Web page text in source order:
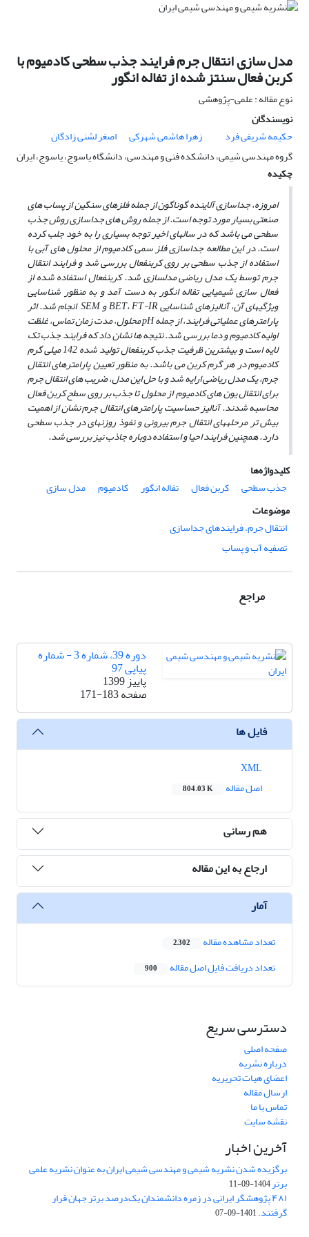
مدل سازی انتقال جرم فرایند جذب سطحی کادمیوم با
کربن فعال سنتز شده از تفاله انگور
نوع مقاله : علمی-پژوهشی
نویسندگان
حکیمه شریفی فرد
زهرا هاشمی شهرکی
اصغر لشنی زادگان
گروه مهندسی شیمی، دانشکده فنی و مهندسی، دانشگاه یاسوج، یاسوج، ایران
چکیده
امروزه، جداسازی آلاینده گوناگون از جمله فلزهای سنگین از پساب­ های
صنعتی بسیار مورد توجه است. از جمله روش ­های جداسازی روش جذب
سطحی می ­باشد که در سال­های اخیر توجه بسیاری را به خود جلب کرده
است. در این مطالعه جداسازی فلز سمی کادمیوم از محلول­ های آبی با
استفاده از جذب سطحی بر روی کربن­فعال بررسی شد و فرایند انتقال
جرم توسط یک مدل ریاضی مدل­سازی شد. کربن­فعال استفاده شده از
فعال­ سازی شیمیایی تفاله انگور به­ دست آمد و به­ منظور شناسایی
ویژگی­های آن، آنالیزهای شناسایی BET، FT-IR و SEM انجام شد. اثر
پارامترهای عملیاتی فرایند، از جمله pH محلول، مدت زمان تماس، غلظت
اولیه کادمیوم و دما بررسی شد. نتیجه­ ها نشان داد که فرایند جذب تک
لایه است و بیش­ترین ظرفیت جذب کربن­فعال تولید شده 142 میلی­ گرم
کادمیوم در هر گرم کربن می­ باشد. به­ منظور تعیین پارامترهای انتقال
جرم، یک مدل ریاضی ارایه شد و با حل این مدل، ضریب­ های انتقال جرم
برای انتقال یون­ های کادمیوم از محلول تا جذب بر روی سطح کربن فعال
محاسبه شدند. آنالیز حساسیت پارامترهای انتقال جرم نشان از اهمیت
بیش ­تر مرحله­های انتقال جرم بیرونی و نفوذ روزنه­ای در جذب سطحی
دارد. هم­چنین فرایند احیا و استفاده دوباره جاذب نیز بررسی شد.
کلیدواژه‌ها
جذب سطحی
کربن فعال تفاله انگور کادمیوم
مدل سازی
موضوعات
انتقال جرم، فرایندهای جداسازی
تصفیه آب و پساب
مراجع
دوره 39، شماره 3 - شماره
پیاپی 97
پاییز 1399
صفحه171-183
فایل ها
اصل مقاله
804.03 K
هم رسانی
ارجاع به این مقاله
آمار
تعداد مشاهده مقاله 2,302
تعداد دریافت فایل اصل مقاله 900
دسترسی سریع
صفحه اصلی
درباره نشریه
اعضای هیات تحریریه
ارسال مقاله
تماس با ما
نقشه سایت
آخرین اخبار
برگزیده شدن نشریه شیمی و مهندسی شیمی ایران به عنوان نشریه علمی
برتر1404-09-11
۴۸۱ پژوهشگر ایرانی در زمره دانشمندان یک‌درصد برتر جهان قرار
گرفتند.1401-09-07